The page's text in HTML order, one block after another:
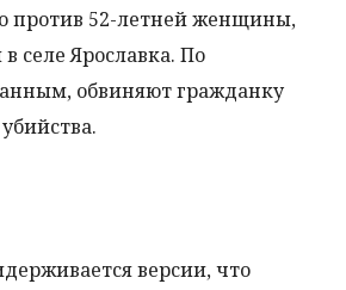
против 52-летней женщины,
селе Ярославка. По
обвиняют гражданку
версии, что